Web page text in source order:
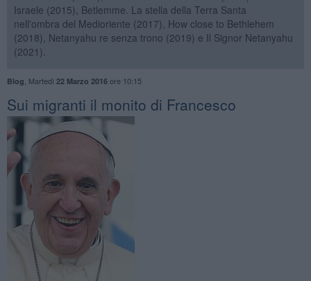
Israele (2015), Betlemme. La stella della Terra Santa
nell'ombra del Medioriente (2017), How close to Bethlehem
(2018), Netanyahu re senza trono (2019) e Il Signor Netanyahu
(2021).
Blog Martedì 22 Marzo 2016ore 10:15
Sui migranti il monito di Francesco